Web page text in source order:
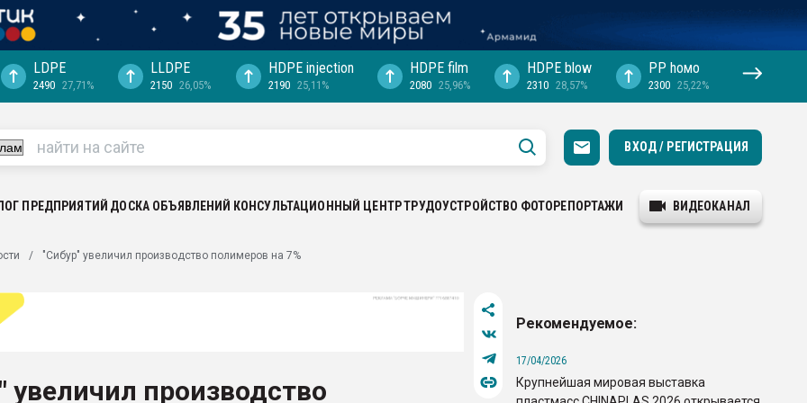
выходит на
рынке
LDPE
2490 27,71%
LLDPE
2150 26,05%
HDPE injection
2190 25,11%
HDPE film
2080 25,96%
HDPE blow
2310 28,57%
PP hомо
2300 25,22%
ВХОД / РЕГИСТРАЦИЯ
ПРЕДПРИЯТИЙ ДОСКА ОБЪЯВЛЕНИЙ КОНСУЛЬТАЦИОННЫЙ ЦЕНТРТРУДОУСТРОЙСТВО ФОТОРЕПОРТАЖИ ВИДЕОКАНАЛ
"Сибур" увеличил производство полимеров на 7%
увеличил производство
Рекомендуемое:
17/04/2026
Крупнейшая мировая выставка